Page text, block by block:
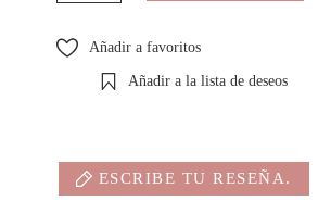
Añadir a favoritos
Añadir a la lista de deseos
ESCRIBE TU RESEÑA.